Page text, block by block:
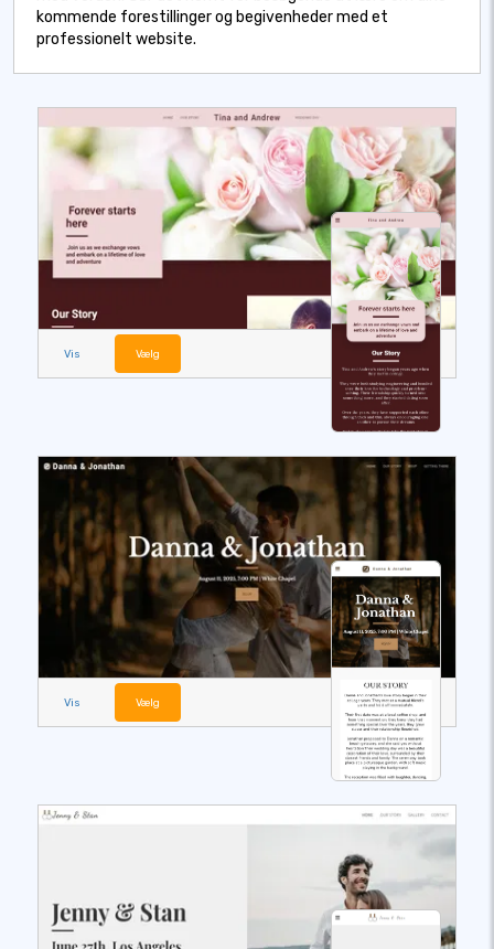
kommende forestillinger og begivenheder med et
professionelt website.
Vis Vælg
Vis Vælg